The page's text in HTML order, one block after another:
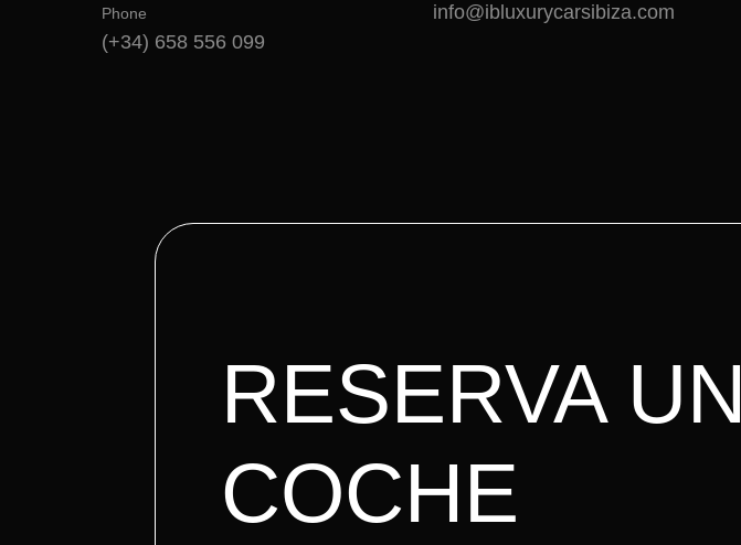
Phone
(+34) 658 556 099
info@ibluxurycarsibiza.com
RESERVA UN
COCHE